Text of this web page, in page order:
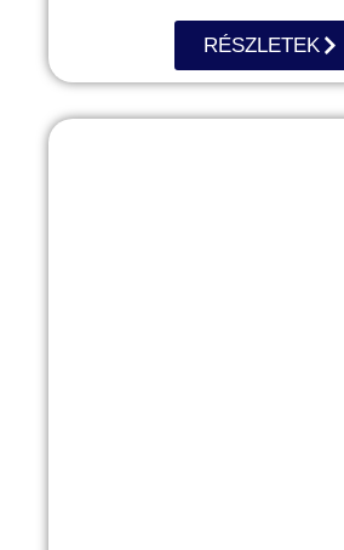
RÉSZLETEK